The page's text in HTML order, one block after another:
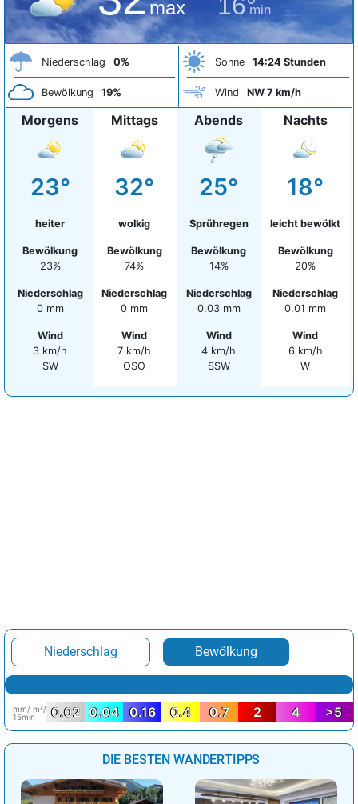
max min
Niederschlag 0%
Bewölkung 19%
Sonne 14:24 Stunden
Wind NW 7 km/h
Morgens
23°
heiter
Bewölkung
23%
Niederschlag
0 mm
Wind
3 km/h
SW
Mittags
32°
wolkig
Bewölkung
74%
Niederschlag
0 mm
Wind
7 km/h
OSO
Abends
25°
Sprühregen
Bewölkung
14%
Niederschlag
0.03 mm
Wind
4 km/h
SSW
Nachts
18°
leicht bewölkt
Bewölkung
20%
Niederschlag
0.01 mm
Wind
6 km/h
W
Niederschlag Bewölkung
mm/ m²/
15min
0.02 0.04 0.16 0.4 0.7 2 4 >5
DIE BESTEN WANDERTIPPS